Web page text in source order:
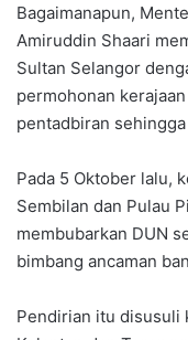
Bagaimanapun,
Amiruddin Shaari
Sultan Selangor
permohonan
pentadbiran
Pada 5 Oktober lalu,
Sembilan dan Pulau
membubarkan DUN
bimbang ancaman
Pendirian itu disusuli